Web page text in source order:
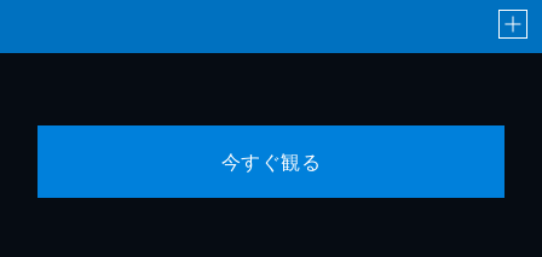
今すぐ観る